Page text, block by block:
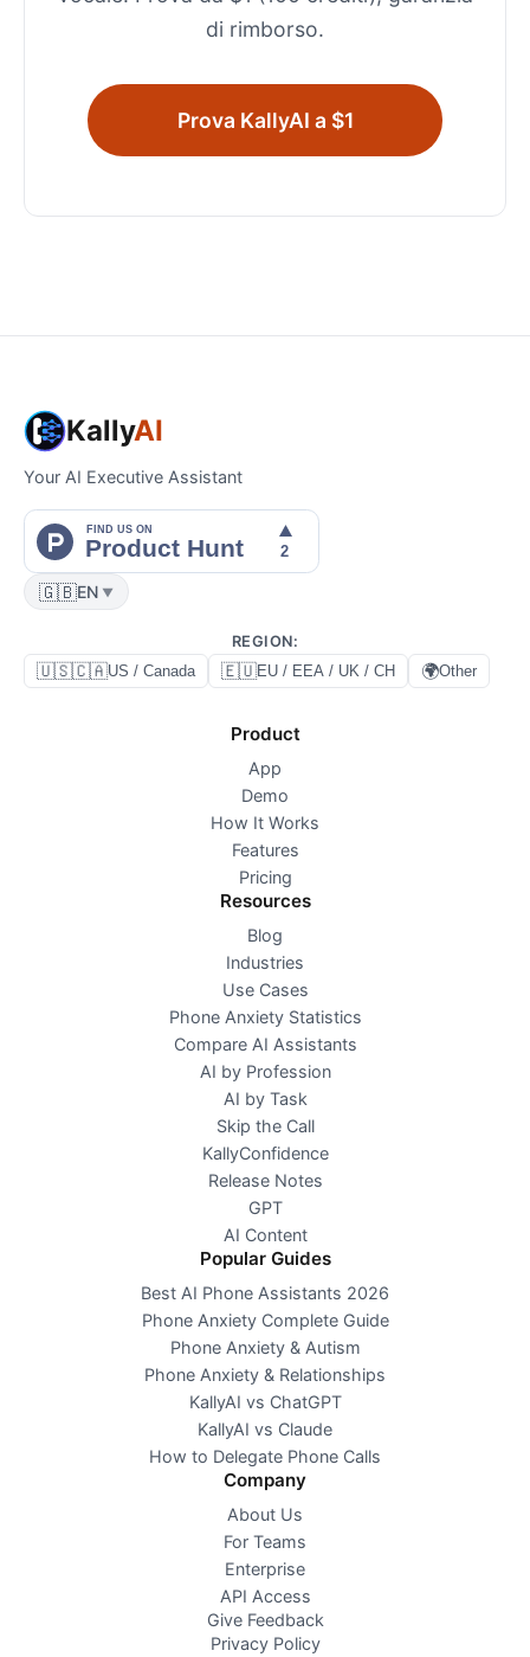
di rimborso.
Prova KallyAI a $1
KallyAI
Your AI Executive Assistant
🇬🇧EN ▼
REGION:
🇺🇸🇨🇦US / Canada 🇪🇺EU / EEA / UK / CH 🌍Other
Product
App
Demo
How It Works
Features
Pricing
Resources
Blog
Industries
Use Cases
Phone Anxiety Statistics
Compare AI Assistants
AI by Profession
AI by Task
Skip the Call
KallyConfidence
Release Notes
GPT
AI Content
Popular Guides
Best AI Phone Assistants 2026
Phone Anxiety Complete Guide
Phone Anxiety & Autism
Phone Anxiety & Relationships
KallyAI vs ChatGPT
KallyAI vs Claude
How to Delegate Phone Calls
Company
About Us
For Teams
Enterprise
API Access
Give Feedback
Privacy Policy